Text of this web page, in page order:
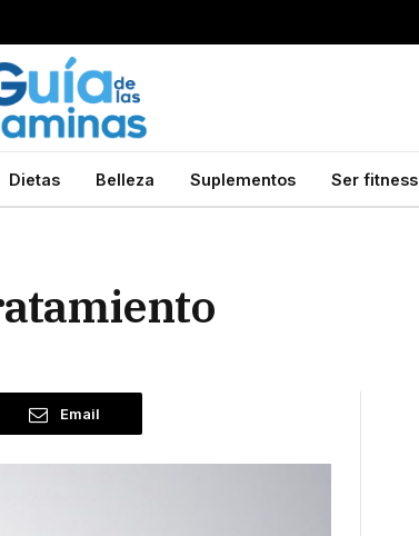
Dietas Belleza Suplementos Ser fitness
Email